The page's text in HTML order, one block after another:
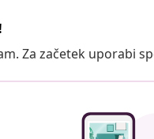
Za začetek uporabi